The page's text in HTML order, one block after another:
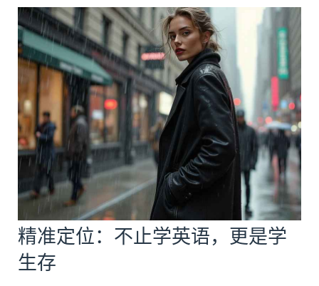
精准定位：不止学英语，更是学
生存